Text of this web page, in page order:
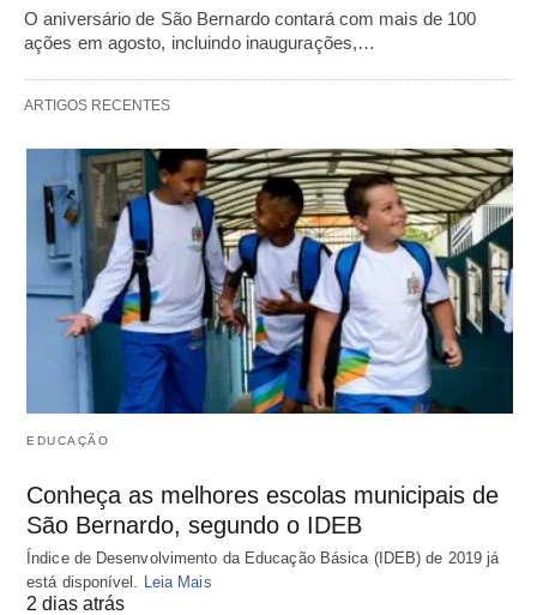
O aniversário de São Bernardo contará com mais de 100
ações em agosto, incluindo inaugurações,…
ARTIGOS RECENTES
EDUCAÇÃO
Conheça as melhores escolas municipais de
São Bernardo, segundo o IDEB
Índice de Desenvolvimento da Educação Básica (IDEB) de 2019 já
está disponível.
Leia Mais
2 dias atrás